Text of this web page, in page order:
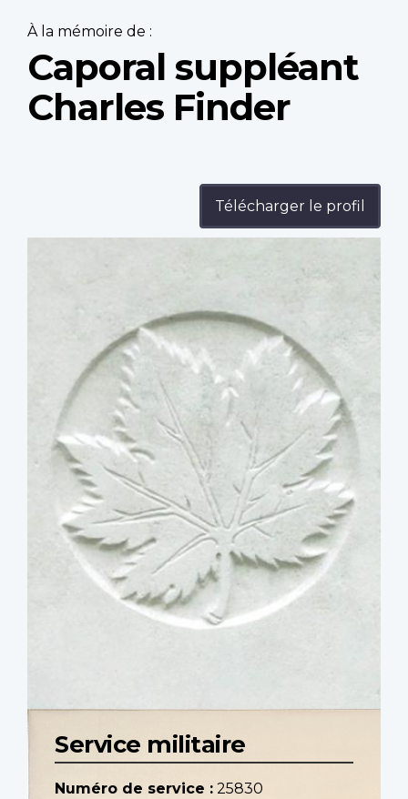
À la mémoire de :
Caporal suppléant
Charles Finder
Télécharger le profil
Service militaire
Numéro de service : 25830